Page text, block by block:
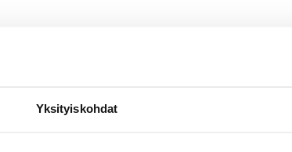
Yksityiskohdat